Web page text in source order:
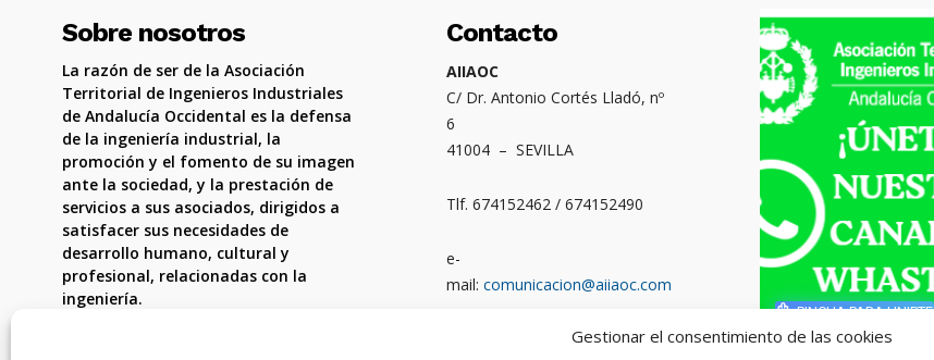
Gestionar el consentimiento de las cookies
Sobre nosotros
La razón de ser de la Asociación
Territorial de Ingenieros Industriales
de Andalucía Occidental es la defensa
de la ingeniería industrial, la
promoción y el fomento de su imagen
ante la sociedad, y la prestación de
servicios a sus asociados, dirigidos a
satisfacer sus necesidades de
desarrollo humano, cultural y
profesional, relacionadas con la
ingeniería.
Contacto
AIIAOC
C/ Dr. Antonio Cortés Lladó, nº
6
41004 – SEVILLA
Tlf. 674152462 / 674152490
e-
mail:comunicacion@aiiaoc.com
Ámbito territorial: Cádiz,
PINCHA PARA UNIRTE